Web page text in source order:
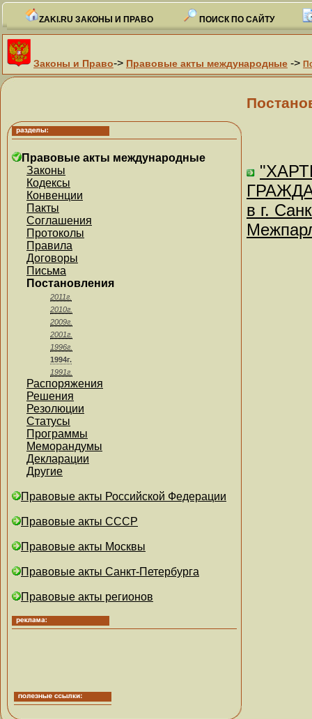
ZAKI.RU ЗАКОНЫ И ПРАВО ПОИСК ПО САЙТУ
Законы и Право-> Правовые акты международные ->
Правовые акты международные
Законы
Кодексы
Конвенции
Пакты
Соглашения
Протоколы
Правила
Договоры
Письма
Постановления
2011г.
2010г.
2009г.
2001г.
1996г.
1994г.
1991г.
Распоряжения
Решения
Резолюции
Статусы
Программы
Меморандумы
Декларации
Другие
Правовые акты Российской Федерации
Правовые акты СССР
Правовые акты Москвы
Правовые акты Санкт-Петербурга
Правовые акты регионов
в г.